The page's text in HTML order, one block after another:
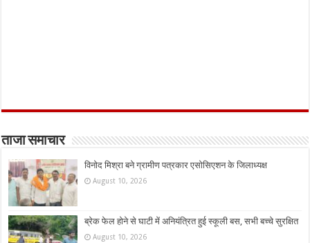
ताजा समाचार
विनोद मिश्रा बने ग्रामीण पत्रकार एसोसिएशन के जिलाध्यक्ष
August 10, 2026
ब्रेक फेल होने से घाटी में अनियंत्रित हुई स्कूली बस, सभी बच्चे सुरक्षित
August 10, 2026